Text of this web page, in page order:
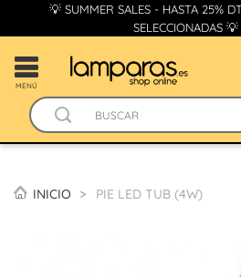
💡 SUMMER SALES - HASTA 25%
SELECCIONADAS 💡
MENÚ
INICIO PIE LED TUB (4W)